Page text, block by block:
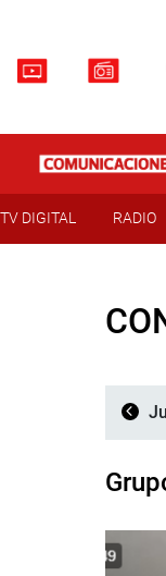
TV DIGITAL RADIO